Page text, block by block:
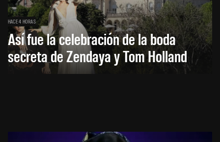
HACE 4 HORAS
Así fue la celebración de la boda
secreta de Zendaya y Tom Holland